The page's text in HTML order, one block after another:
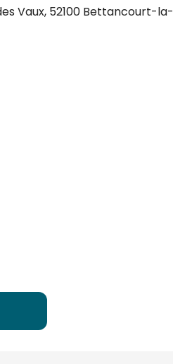
Vaux, 52100 Bettancourt-la-